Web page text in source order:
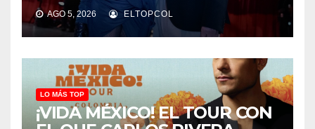
AGO 5, 2026 ELTOPCOL
LO MÁS TOP
¡VIDA MÉXICO! EL TOUR CON